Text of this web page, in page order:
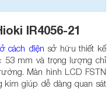
IR4056-21
cách điện sở hữu thiết kế
53 mm và trọng lượng chỉ
Màn hình LCD FSTN
kim giúp dễ dàng quan sát